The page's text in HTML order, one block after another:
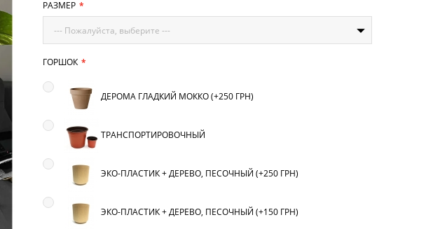
РАЗМЕР
--- Пожалуйста, выберите ---
ГОРШОК
ДЕРОМА ГЛАДКИЙ МОККО (+250 ГРН)
ТРАНСПОРТИРОВОЧНЫЙ
ЭКО-ПЛАСТИК + ДЕРЕВО, ПЕСОЧНЫЙ (+250 ГРН)
ЭКО-ПЛАСТИК + ДЕРЕВО, ПЕСОЧНЫЙ (+150 ГРН)